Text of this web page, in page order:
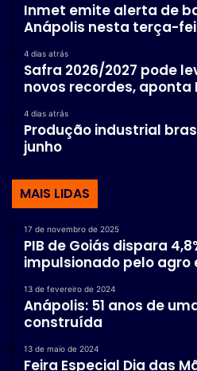
Inmet emite alerta de
Anápolis nesta terça-
4 dias atrás
Safra 2026/2027 pode
novos recordes, aponta
4 dias atrás
Produção industrial
junho
MAIS LIDAS
17 de novembro de 2025
PIB de Goiás dispara
impulsionado pelo agro
13 de fevereiro de 2024
Anápolis: 51 anos de
construída
13 de maio de 2024
Feira Especial Dia das